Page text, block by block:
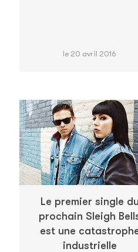
le 20 avril 2016
Le premier single du
prochain Sleigh
est une
industrielle